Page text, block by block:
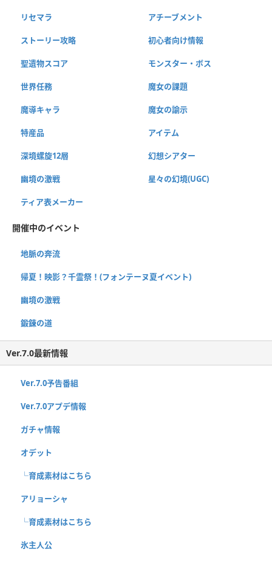
リセマラ アチーブメント
ストーリー攻略 初心者向け情報
聖遺物スコア モンスター・ボス
世界任務 魔女の課題
魔導キャラ 魔女の諭示
特産品 アイテム
深境螺旋12層 幻想シアター
幽境の激戦 星々の幻境(UGC)
ティア表メーカー
開催中のイベント
地脈の奔流
帰夏！映影？千霊祭！(フォンテーヌ夏イベント)
幽境の激戦
鍛錬の道
Ver.7.0最新情報
Ver.7.0予告番組
Ver.7.0アプデ情報
ガチャ情報
オデット
└育成素材はこちら
アリョーシャ
└育成素材はこちら
氷主人公